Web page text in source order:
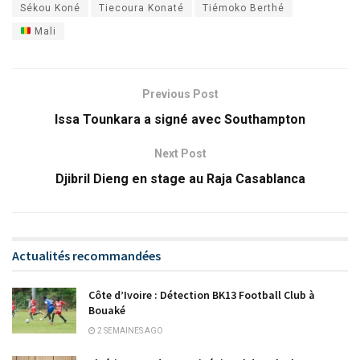
Sékou Koné Tiecoura Konaté Tiémoko Berthé
Mali
Previous Post
Issa Tounkara a signé avec Southampton
Next Post
Djibril Dieng en stage au Raja Casablanca
Actualités recommandées
Côte d’Ivoire : Détection BK13 Football Club à
Bouaké
2 SEMAINES AGO